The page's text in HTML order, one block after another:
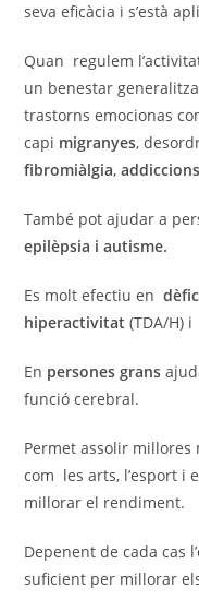
seva eficàcia i s’està
Quan regulem
un benestar
trastorns emocionas
capi migranyes,
fibromiàlgia,
També pot ajudar a
epilèpsia i autisme.
Es molt efectiu en
hiperactivitat (TDA/H)
En persones grans
funció cerebral.
Permet assolir millores
com les arts, l’esport i
millorar el rendiment.
Depenent de cada cas
suficient per millorar